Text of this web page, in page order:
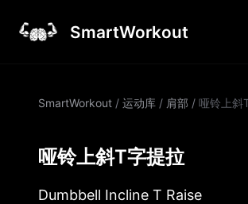
SmartWorkout
SmartWorkout / 运动库 / 肩部 / 哑铃上斜
哑铃上斜T字提拉
Dumbbell Incline T Raise